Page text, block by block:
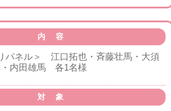
内 容
パネル＞ 江口拓也・斉藤壮馬・大須
・内田雄馬 各1名様
対 象